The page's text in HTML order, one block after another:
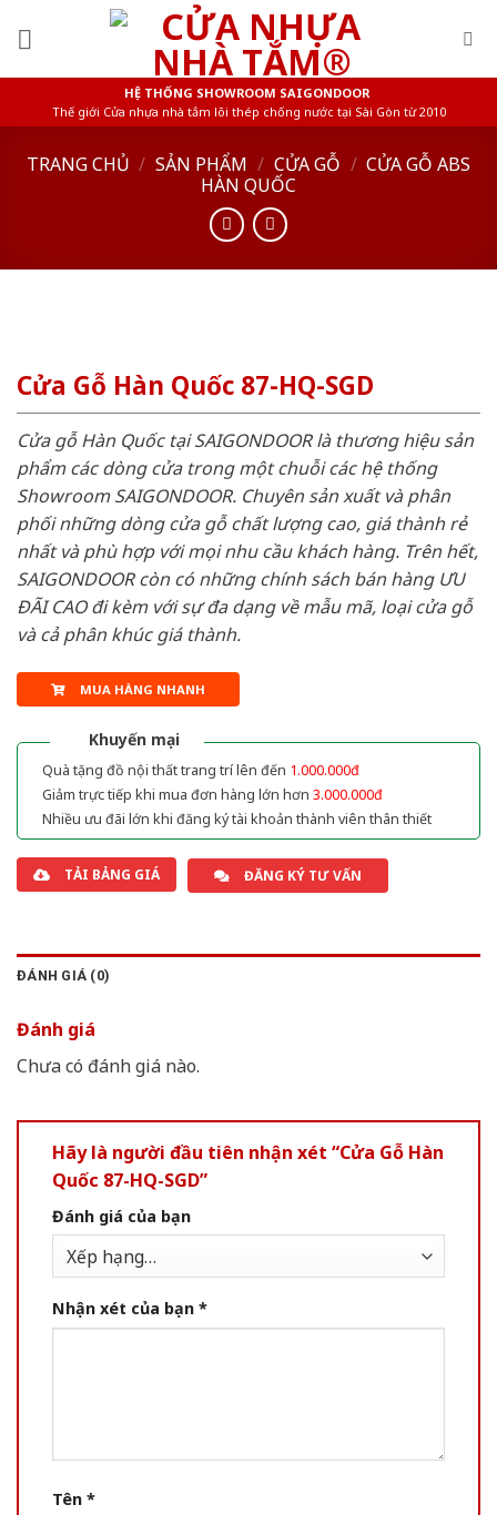
HỆ THỐNG SHOWROOM SAIGONDOOR
Thế giới Cửa nhựa nhà tắm lõi thép chống nước tại Sài Gòn từ 2010
TRANG CHỦ / SẢN PHẨM / CỬA GỖ / CỬA GỖ ABS
HÀN QUỐC
Cửa Gỗ Hàn Quốc 87-HQ-SGD
Cửa gỗ Hàn Quốc tại SAIGONDOOR là thương hiệu sản
phẩm các dòng cửa trong một chuỗi các hệ thống
Showroom SAIGONDOOR. Chuyên sản xuất và phân
phối những dòng cửa gỗ chất lượng cao, giá thành rẻ
nhất và phù hợp với mọi nhu cầu khách hàng. Trên hết,
SAIGONDOOR còn có những chính sách bán hàng ƯU
ĐÃI CAO đi kèm với sự đa dạng về mẫu mã, loại cửa gỗ
và cả phân khúc giá thành.
MUA HÀNG NHANH
Khuyến mại
Quà tặng đồ nội thất trang trí lên đến 1.000.000đ
Giảm trực tiếp khi mua đơn hàng lớn hơn 3.000.000đ
Nhiều ưu đãi lớn khi đăng ký tài khoản thành viên thân thiết
TẢI BẢNG GIÁ ĐĂNG KÝ TƯ VẤN
ĐÁNH GIÁ (0)
Đánh giá
Chưa có đánh giá nào.
Hãy là người đầu tiên nhận xét “Cửa Gỗ Hàn
Quốc 87-HQ-SGD”
Đánh giá của bạn
Nhận xét của bạn *
Tên *